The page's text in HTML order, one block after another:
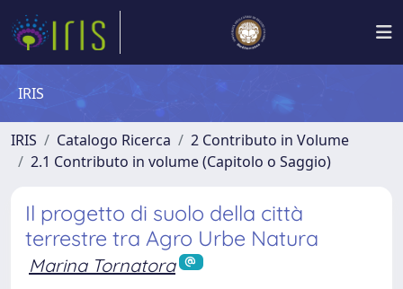
IRIS
IRIS Catalogo Ricerca
2 Contributo in Volume
2.1 Contributo in volume (Capitolo o Saggio)
Il progetto di suolo della città
terrestre tra Agro Urbe Natura
Marina Tornatora